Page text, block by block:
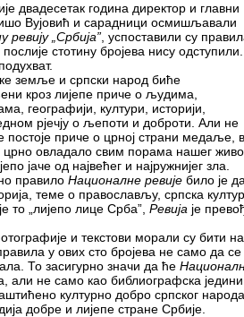
двадесетак година директор и главни
Вујовић и сарадници осмишљавали
ревију „Србија”, успоставили су
послије стотину бројева нису
земље и српски народ биће
кроз лијепе приче о људима,
географији, култури, историји,
рјечју о љепоти и доброти. Али не
постоје приче о црној страни медаље,
црно овладало свим порама нашег
јаче од највећег и најружнијег зла.
правило Националне ревије било је
теме о православљу, српска
то „лијепо лице Срба”, Ревија је
и текстови морали су бити
у ових сто бројева не само да
То засигурно значи да ће
али не само као библиографска
културно добро српског
добре и лијепе стране Србије.